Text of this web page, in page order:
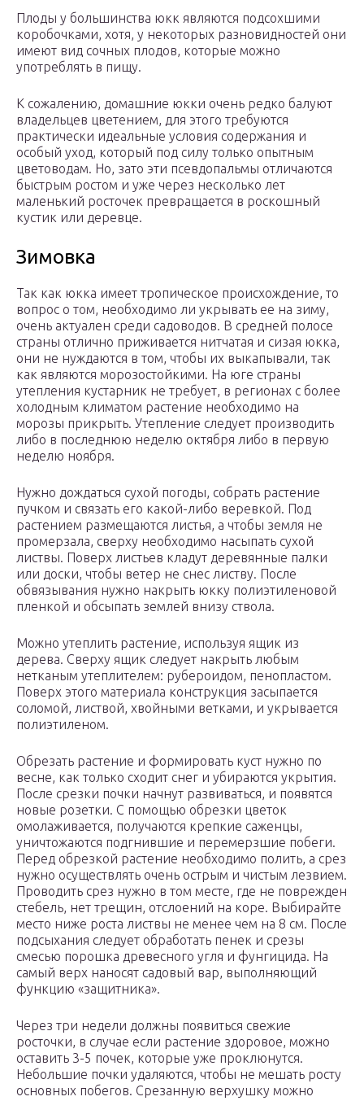
Плоды у большинства юкк являются подсохшими
коробочками, хотя, у некоторых разновидностей они
имеют вид сочных плодов, которые можно
употреблять в пищу.
К сожалению, домашние юкки очень редко балуют
владельцев цветением, для этого требуются
практически идеальные условия содержания и
особый уход, который под силу только опытным
цветоводам. Но, зато эти псевдопальмы отличаются
быстрым ростом и уже через несколько лет
маленький росточек превращается в роскошный
кустик или деревце.
Зимовка
Так как юкка имеет тропическое происхождение, то
вопрос о том, необходимо ли укрывать ее на зиму,
очень актуален среди садоводов. В средней полосе
страны отлично приживается нитчатая и сизая юкка,
они не нуждаются в том, чтобы их выкапывали, так
как являются морозостойкими. На юге страны
утепления кустарник не требует, в регионах с более
холодным климатом растение необходимо на
морозы прикрыть. Утепление следует производить
либо в последнюю неделю октября либо в первую
неделю ноября.
Нужно дождаться сухой погоды, собрать растение
пучком и связать его какой-либо веревкой. Под
растением размещаются листья, а чтобы земля не
промерзала, сверху необходимо насыпать сухой
листвы. Поверх листьев кладут деревянные палки
или доски, чтобы ветер не снес листву. После
обвязывания нужно накрыть юкку полиэтиленовой
пленкой и обсыпать землей внизу ствола.
Можно утеплить растение, используя ящик из
дерева. Сверху ящик следует накрыть любым
нетканым утеплителем: рубероидом, пенопластом.
Поверх этого материала конструкция засыпается
соломой, листвой, хвойными ветками, и укрывается
полиэтиленом.
Обрезать растение и формировать куст нужно по
весне, как только сходит снег и убираются укрытия.
После срезки почки начнут развиваться, и появятся
новые розетки. С помощью обрезки цветок
омолаживается, получаются крепкие саженцы,
уничтожаются подгнившие и перемерзшие побеги.
Перед обрезкой растение необходимо полить, а срез
нужно осуществлять очень острым и чистым лезвием.
Проводить срез нужно в том месте, где не поврежден
стебель, нет трещин, отслоений на коре. Выбирайте
место ниже роста листвы не менее чем на 8 см. После
подсыхания следует обработать пенек и срезы
смесью порошка древесного угля и фунгицида. На
самый верх наносят садовый вар, выполняющий
функцию «защитника».
Через три недели должны появиться свежие
росточки, в случае если растение здоровое, можно
оставить 3-5 почек, которые уже проклюнутся.
Небольшие почки удаляются, чтобы не мешать росту
основных побегов. Срезанную верхушку можно